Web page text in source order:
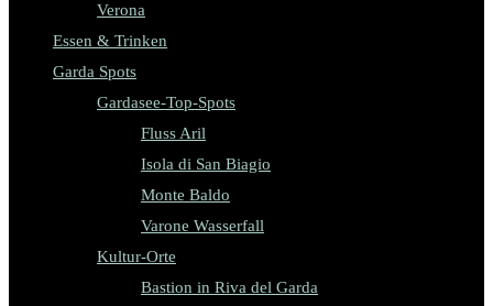
Verona
Essen & Trinken
Garda Spots
Gardasee-Top-Spots
Fluss Aril
Isola di San Biagio
Monte Baldo
Varone Wasserfall
Kultur-Orte
Bastion in Riva del Garda